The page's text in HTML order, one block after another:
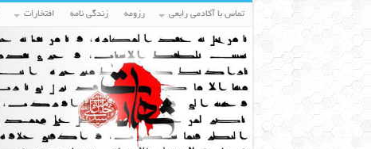
تماس با آکادمی رابعی رزومه زندگی نامه افتخارات